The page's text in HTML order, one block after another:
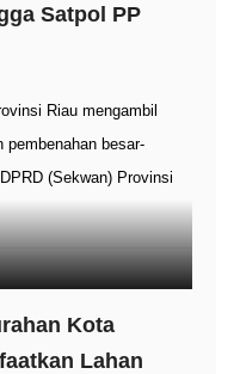
Satpol PP
Riau mengambil
pembenahan besar-
(Sekwan) Provinsi
Kota
Lahan